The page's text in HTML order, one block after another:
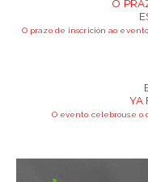
O
O prazo de inscrición ao
YA
O evento celebrouse o